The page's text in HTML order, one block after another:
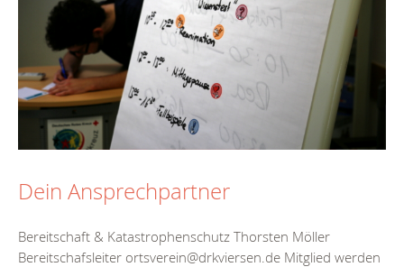
Dein Ansprechpartner
Bereitschaft & Katastrophenschutz Thorsten Möller
Bereitschafsleiter ortsverein@drkviersen.de Mitglied werden